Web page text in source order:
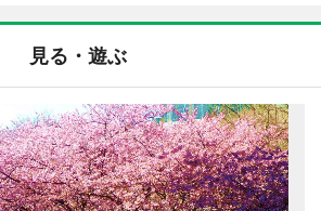
見る・遊ぶ